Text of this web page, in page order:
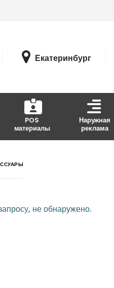
Екатеринбург
POS
материалы
Наружная
реклама
не обнаружено.